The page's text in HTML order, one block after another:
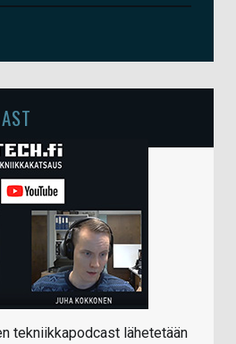
tekniikkapodcast lähetetään